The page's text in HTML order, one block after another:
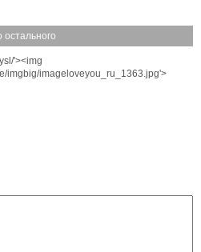
остального
'><img
imgbig/imageloveyou_ru_1363.jpg'>